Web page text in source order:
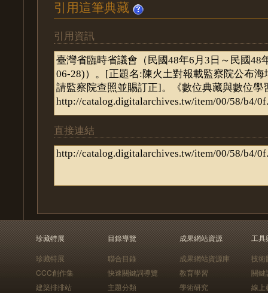
引用這筆典藏
引用資訊
直接連結
珍藏特展
珍藏特展
CCC創作集
建築排排站
目錄導覽
聯合目錄
快速關鍵詞導覽
主題分類
成果網站資源
成果網站資源庫
教育學習
學術研究
工具
技術
關鍵
線上